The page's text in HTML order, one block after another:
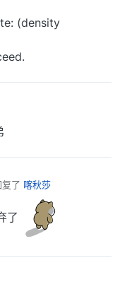
(density
复了 喀秋莎
了